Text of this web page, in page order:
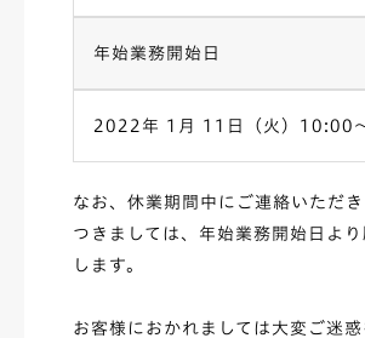
年始業務開始日
2022年 1月 11日（火）10:00
なお、休業期間中にご連絡いただ
つきましては、年始業務開始日よ
します。
お客様におかれましては大変ご迷